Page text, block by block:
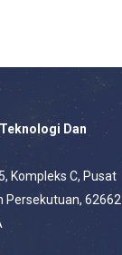
Dan
Kompleks C, Pusat
Persekutuan, 62662